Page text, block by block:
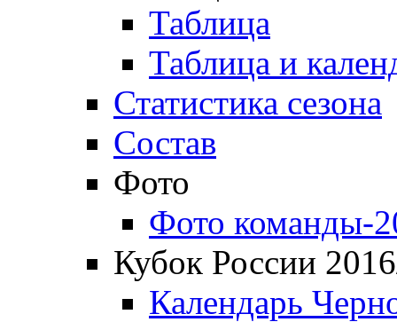
Таблица
Таблица и
Статистика сезона
Состав
Фото
Фото команды-
Кубок России
Календарь